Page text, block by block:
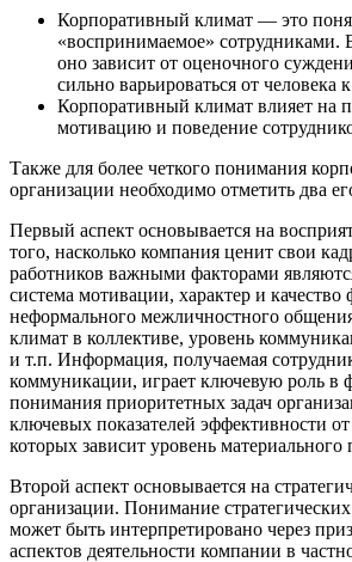
Корпоративный климат — это
«воспринимаемое» сотрудниками.
оно зависит от оценочного
сильно варьироваться от человека
Корпоративный климат влияет на
мотивацию и поведение
Также для более четкого понимания
организации необходимо отметить два
Первый аспект основывается на
того, насколько компания ценит свои
работников важными факторами
система мотивации, характер и качество
неформального межличностного
климат в коллективе, уровень
и т.п. Информация, получаемая
коммуникации, играет ключевую роль в
понимания приоритетных задач
ключевых показателей эффективности
которых зависит уровень
Второй аспект основывается на
организации. Понимание
может быть интерпретировано через
аспектов деятельности компании в